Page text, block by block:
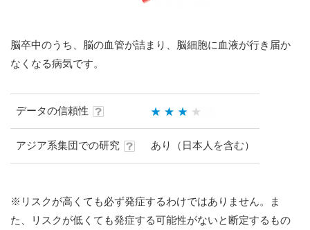
脳卒中のうち、脳の血管が詰まり、脳細胞に血液が行き届か
なくなる病気です。
データの信頼性
アジア系集団での研究 あり（日本人を含む）
※リスクが高くても必ず発症するわけではありません。ま
た、リスクが低くても発症する可能性がないと断定するもの